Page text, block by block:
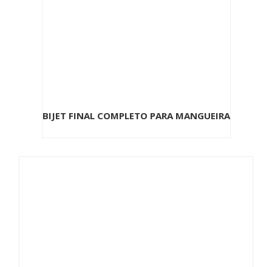
BIJET FINAL COMPLETO PARA MANGUEIRA